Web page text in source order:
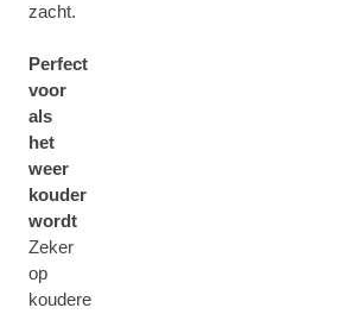
zacht.
Perfect
voor
als
het
weer
kouder
wordt
Zeker
op
koudere